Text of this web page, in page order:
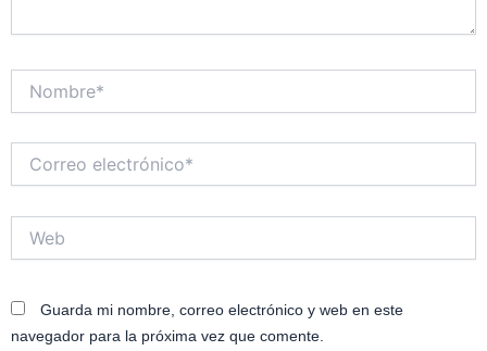
electrónico*
Guarda mi nombre, correo electrónico y web en este
navegador para la próxima vez que comente.